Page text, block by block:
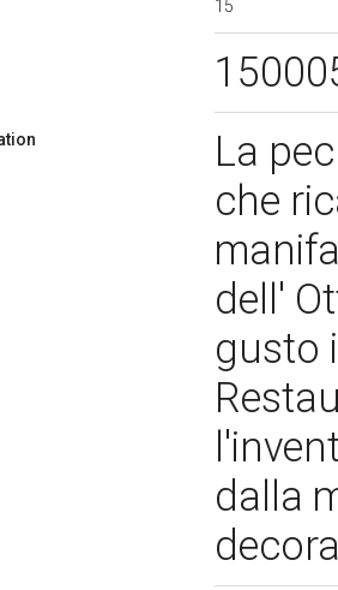
15
La
che
dell'
gusto
dalla